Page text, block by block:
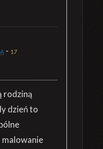
- 17
rodziną
dzień to